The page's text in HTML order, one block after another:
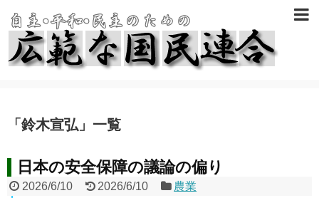
「 鈴木宣弘 」 一覧
日本の安全保障の議論の偏り
2026/6/10 2026/6/10 農業